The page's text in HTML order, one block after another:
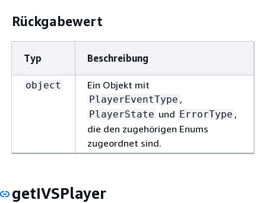
Rückgabewert
Typ Beschreibung
object Ein Objekt mit
PlayerEventType ,
PlayerState und ErrorType ,
die den zugehörigen Enums
zugeordnet sind.
getIVSPlayer